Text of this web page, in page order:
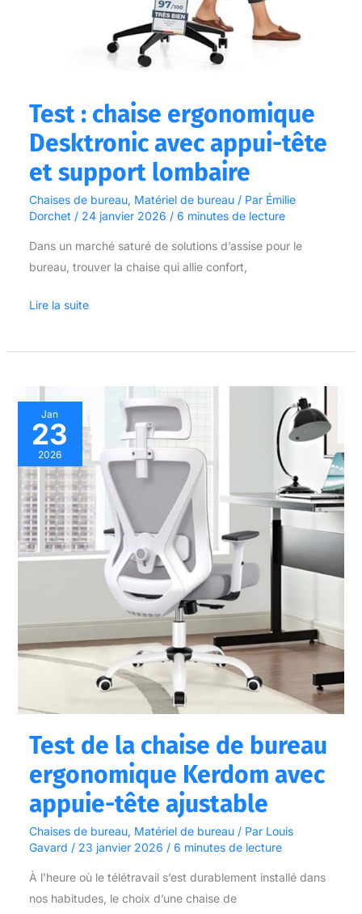
Test : chaise ergonomique
Desktronic avec appui-tête
et support lombaire
Chaises de bureau, Matériel de bureau/ Par Émilie
Dorchet / 24 janvier 2026 / 6 minutes de lecture
Dans un marché saturé de solutions d’assise pour le
bureau, trouver la chaise qui allie confort,
Lire la suite
Jan
23
2026
Test de la chaise de bureau
ergonomique Kerdom avec
appuie-tête ajustable
Chaises de bureau, Matériel de bureau/ Par Louis
Gavard / 23 janvier 2026 / 6 minutes de lecture
À l’heure où le télétravail s’est durablement installé dans
nos habitudes, le choix d’une chaise de
Test
de
chaise
de
bureau
ergonomique
Kerdom
tête
ajustable